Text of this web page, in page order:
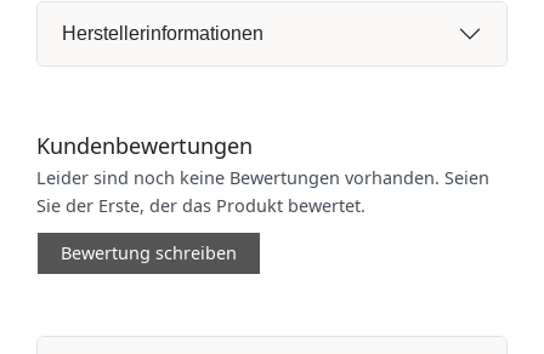
Herstellerinformationen
Kundenbewertungen
Leider sind noch keine Bewertungen vorhanden. Seien
Sie der Erste, der das Produkt bewertet.
Bewertung schreiben